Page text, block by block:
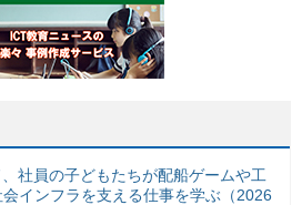
社員の子どもたちが配船ゲームや工
インフラを支える仕事を学ぶ（2026